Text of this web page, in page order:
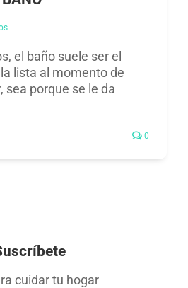
el baño suele ser el
lista al momento de
sea porque se le da
0
cuidar tu hogar